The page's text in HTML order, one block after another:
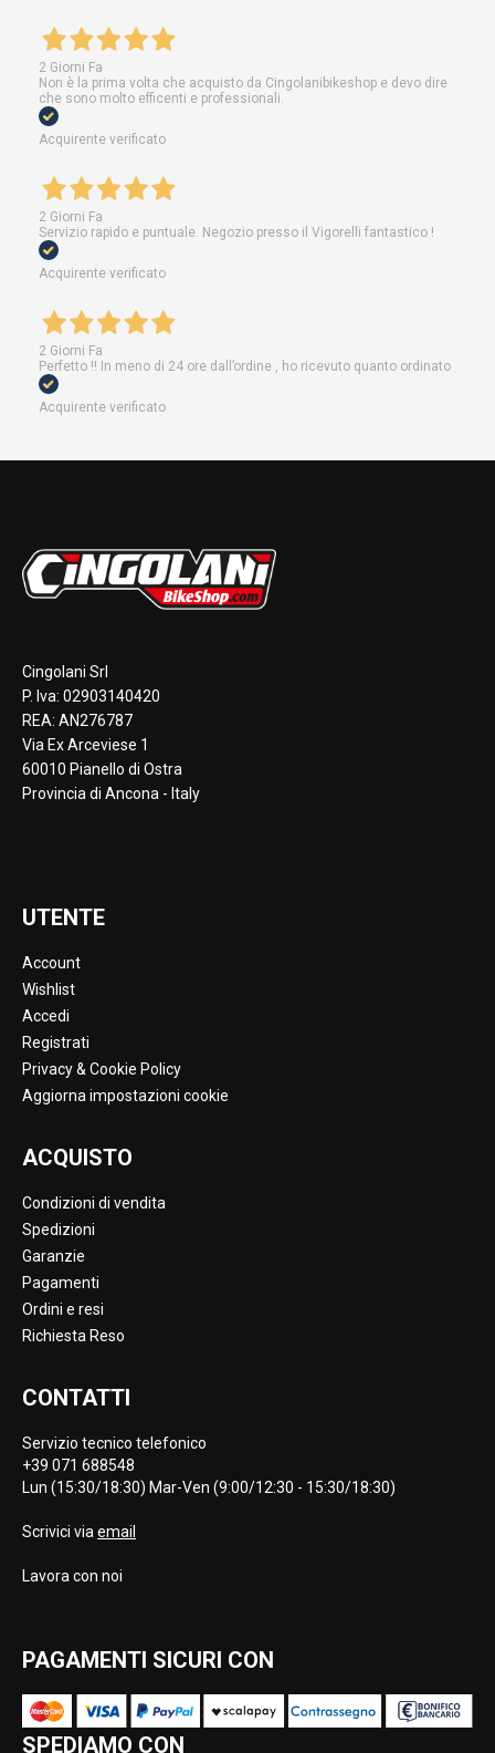
2 Giorni Fa
Non è la prima volta che acquisto da Cingolanibikeshop e devo dire
che sono molto efficenti e professionali.
Acquirente verificato
2 Giorni Fa
Servizio rapido e puntuale. Negozio presso il Vigorelli fantastico !
Acquirente verificato
2 Giorni Fa
Perfetto !! In meno di 24 ore dall’ordine , ho ricevuto quanto ordinato
Acquirente verificato
Cingolani Srl
P. Iva: 02903140420
REA: AN276787
Via Ex Arceviese 1
60010 Pianello di Ostra
Provincia di Ancona - Italy
UTENTE
Account
Wishlist
Accedi
Registrati
Privacy & Cookie Policy
Aggiorna impostazioni cookie
ACQUISTO
Condizioni di vendita
Spedizioni
Garanzie
Pagamenti
Ordini e resi
Richiesta Reso
CONTATTI
Servizio tecnico telefonico
+39 071 688548
Lun (15:30/18:30) Mar-Ven (9:00/12:30 - 15:30/18:30)
Scrivici via email
Lavora con noi
PAGAMENTI SICURI CON
SPEDIAMO CON